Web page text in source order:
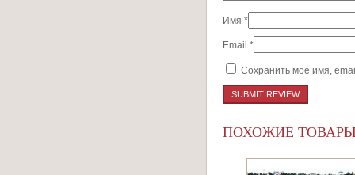
Имя *
Email *
Сохранить моё имя,
ПОХОЖИЕ